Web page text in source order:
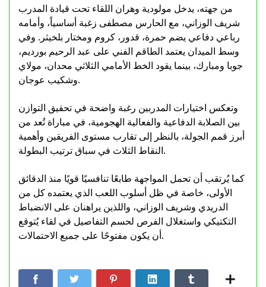
من جهته، يدخل مولودية وهران اللقاء تحت قيادة المدرب
شريف الوزاني، مع الحارس مصطفى زغبة أساسياً، وأمامه
رباعي دفاعي يضم حمرة، قدور، كروم ومختار بلخيثر. وفي
وسط الميدان يعتمد الطاقم الفني على عبد الرحيم بورديم،
جوبا ومبارك، بينما يقود الخط الأمامي الثلاثي محدان، مولاي
وشكيب عوجان.
وتعكس اختيارات المدربين رغبة واضحة في تحقيق التوازن
بين الصلابة الدفاعية والفعالية الهجومية، في مباراة تُعد من
أبرز قمم الجولة، بالنظر إلى تقارب مستوى الفريقين وأهمية
النقاط الثلاث في سباق ترتيب البطولة.
كما يُرتقب أن تحمل المواجهة طابعًا تنافسيًا قويًا منذ الدقائق
الأولى، خاصة في ظل أسلوب اللعب الذي يعتمده كل من
الدريدي وشريف الوزاني، واللذين يراهنان على الانضباط
التكتيكي واستغلال الفرص لحسم التفاصيل في لقاء يُتوقع
أن يكون مفتوحًا على جميع الاحتمالات.